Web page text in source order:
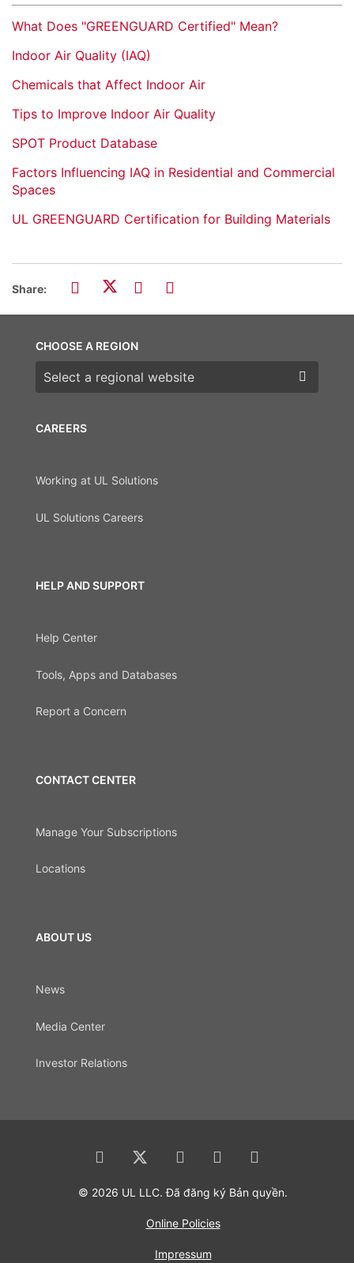
What Does "GREENGUARD Certified" Mean?
Indoor Air Quality (IAQ)
Chemicals that Affect Indoor Air
Tips to Improve Indoor Air Quality
SPOT Product Database
Factors Influencing IAQ in Residential and Commercial
Spaces
UL GREENGUARD Certification for Building Materials
Share:
CAREERS
Working at UL Solutions
UL Solutions Careers
HELP AND SUPPORT
Help Center
Tools, Apps and Databases
Report a Concern
CONTACT CENTER
Manage Your Subscriptions
Locations
ABOUT US
News
Media Center
Investor Relations
CHOOSE A REGION
Choose a region
© 2026 UL LLC. Đã đăng ký Bản quyền.
Online Policies
Impressum